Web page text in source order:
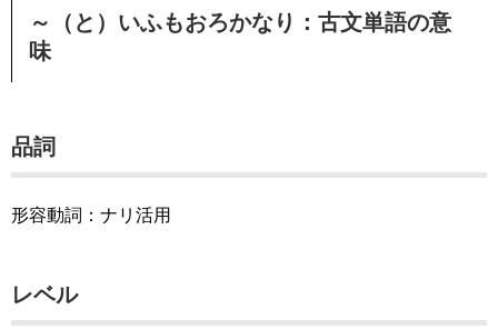
～（と）いふもおろかなり：古文単語の意
味
品詞
形容動詞：ナリ活用
レベル